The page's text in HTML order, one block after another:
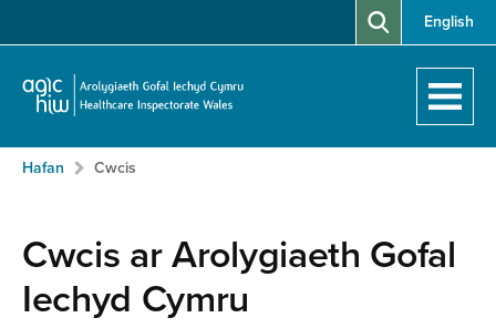
gynnwy
English
Hafan
Breadcrumb
Hafan
Neidio
Cwcis
Cwcis ar Arolygiaeth Gofal
Iechyd Cymru